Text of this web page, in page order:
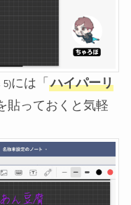
5)には「 ハイパーリ
貼っておくと気軽